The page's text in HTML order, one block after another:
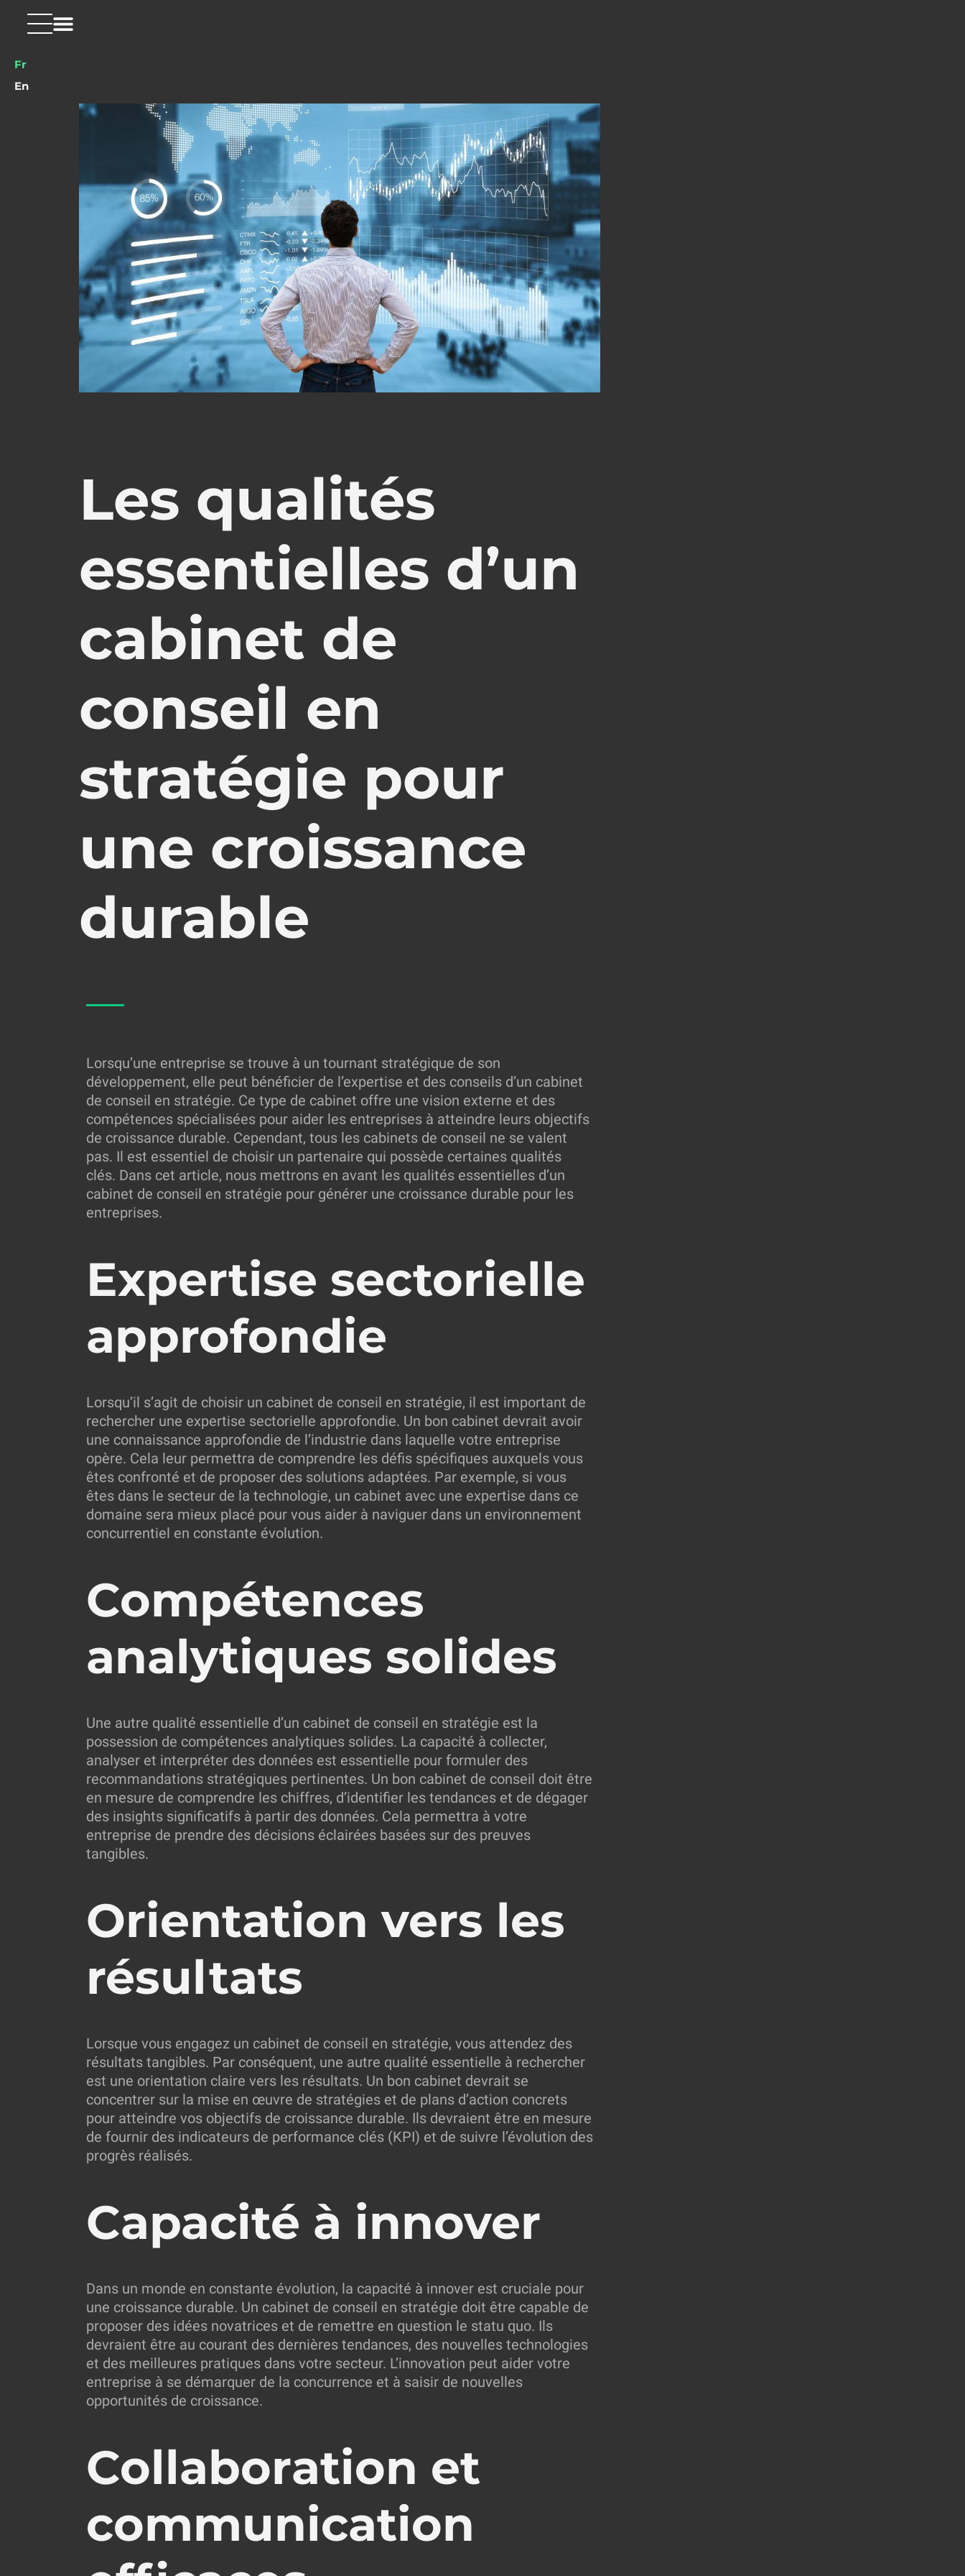
Fr
En
Les qualités
essentielles d’un
cabinet de
conseil en
stratégie pour
une croissance
durable
Lorsqu’une entreprise se trouve à un tournant stratégique de son
développement, elle peut bénéficier de l’expertise et des conseils d’un cabinet
de conseil en stratégie. Ce type de cabinet offre une vision externe et des
compétences spécialisées pour aider les entreprises à atteindre leurs objectifs
de croissance durable. Cependant, tous les cabinets de conseil ne se valent
pas. Il est essentiel de choisir un partenaire qui possède certaines qualités
clés. Dans cet article, nous mettrons en avant les qualités essentielles d’un
cabinet de conseil en stratégie pour générer une croissance durable pour les
entreprises.
Expertise sectorielle
approfondie​
Lorsqu’il s’agit de choisir un cabinet de conseil en stratégie, il est important de
rechercher une expertise sectorielle approfondie. Un bon cabinet devrait avoir
une connaissance approfondie de l’industrie dans laquelle votre entreprise
opère. Cela leur permettra de comprendre les défis spécifiques auxquels vous
êtes confronté et de proposer des solutions adaptées. Par exemple, si vous
êtes dans le secteur de la technologie, un cabinet avec une expertise dans ce
domaine sera mieux placé pour vous aider à naviguer dans un environnement
concurrentiel en constante évolution.
Compétences
analytiques solides
Une autre qualité essentielle d’un cabinet de conseil en stratégie est la
possession de compétences analytiques solides. La capacité à collecter,
analyser et interpréter des données est essentielle pour formuler des
recommandations stratégiques pertinentes. Un bon cabinet de conseil doit être
en mesure de comprendre les chiffres, d’identifier les tendances et de dégager
des insights significatifs à partir des données. Cela permettra à votre
entreprise de prendre des décisions éclairées basées sur des preuves
tangibles.
Orientation vers les
résultats
Lorsque vous engagez un cabinet de conseil en stratégie, vous attendez des
résultats tangibles. Par conséquent, une autre qualité essentielle à rechercher
est une orientation claire vers les résultats. Un bon cabinet devrait se
concentrer sur la mise en œuvre de stratégies et de plans d’action concrets
pour atteindre vos objectifs de croissance durable. Ils devraient être en mesure
de fournir des indicateurs de performance clés (KPI) et de suivre l’évolution des
progrès réalisés.
Capacité à innover
Dans un monde en constante évolution, la capacité à innover est cruciale pour
une croissance durable. Un cabinet de conseil en stratégie doit être capable de
proposer des idées novatrices et de remettre en question le statu quo. Ils
devraient être au courant des dernières tendances, des nouvelles technologies
et des meilleures pratiques dans votre secteur. L’innovation peut aider votre
entreprise à se démarquer de la concurrence et à saisir de nouvelles
opportunités de croissance.
Collaboration et
communication